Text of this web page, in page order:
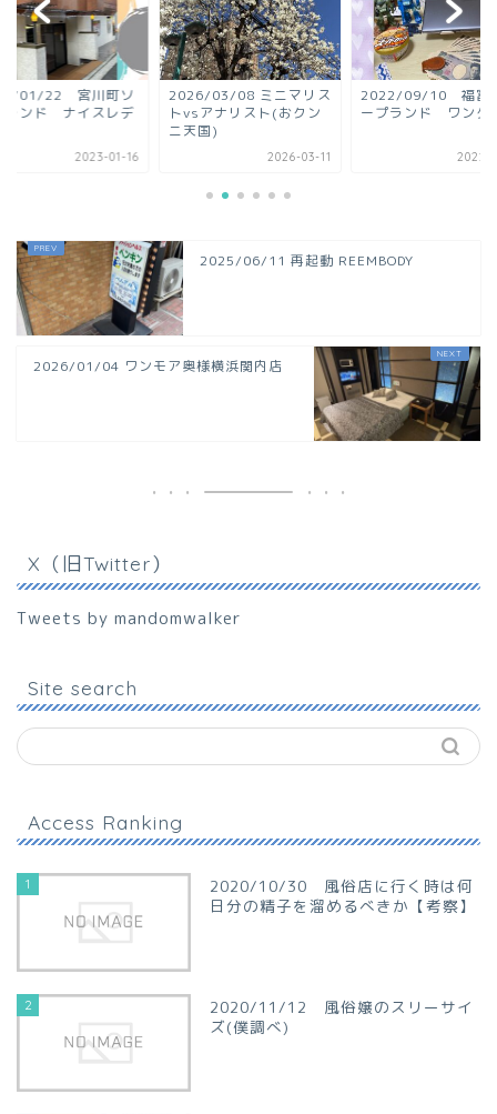
03/08 ミニマリス
アナリスト(おクン
2026-03-11
2022/09/10 福富町ソ
ープランド ワンダフル
2022-08-31
2022/11/13 曙町
キ・オナクラ ハン
2022-
2025/06/11 再起動 REEMBODY
2026/01/04 ワンモア奥様横浜関内店
X（旧Twitter）
Tweets by mandomwalker
Site search
Access Ranking
1
2020/10/30 風俗店に行く時は何
日分の精子を溜めるべきか【考察】
2
2020/11/12 風俗嬢のスリーサイ
ズ(僕調べ)